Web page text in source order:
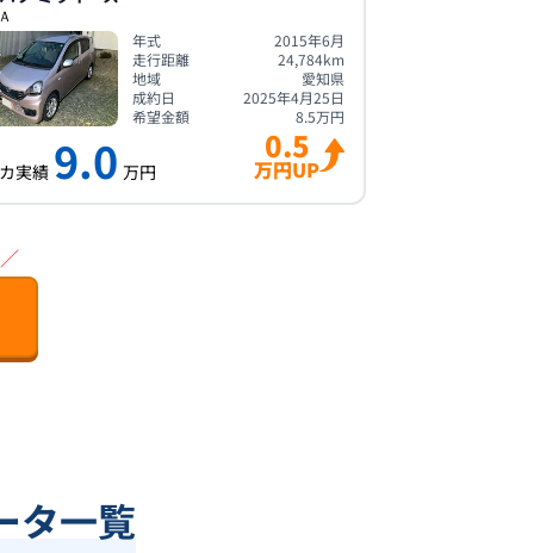
年式
2015年6月
走行距離
24,784km
地域
愛知県
成約日
2025年4月25日
希望金額
8.5万円
実績 9.0 万円
0.5
万円UP
／
タ一覧